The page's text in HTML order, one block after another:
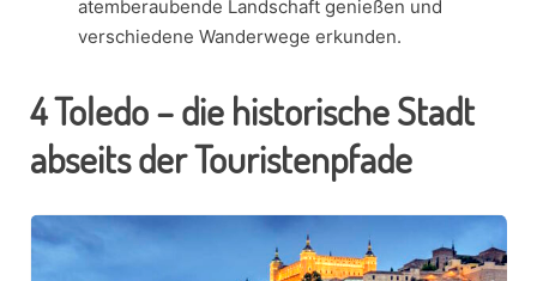
atemberaubende Landschaft genießen und
verschiedene Wanderwege erkunden.
4Toledo – die historische Stadt
abseits der Touristenpfade